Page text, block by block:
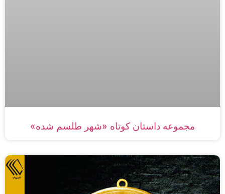
مجموعه داستان‌ کوتاه «شهر طلسم شده»